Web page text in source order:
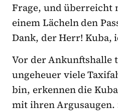
Frage, und überreicht
einem Lächeln den
Dank, der Herr! Kuba,
Vor der Ankunftshalle
ungeheuer viele
bin, erkennen die
mit ihren